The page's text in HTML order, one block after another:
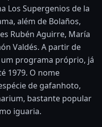
Los Supergenios de la
além de Bolaños,
Rubén Aguirre, María
Valdés. A partir de
um programa próprio, já
1979. O nome
de gafanhoto,
bastante popular
iguaria.